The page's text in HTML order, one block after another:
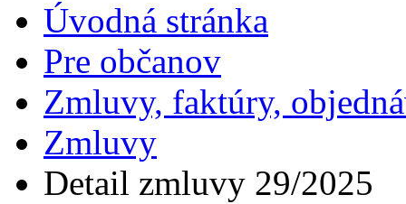
Úvodná stránka
Pre občanov
Zmluvy, faktúry,
Zmluvy
Detail zmluvy 29/2025